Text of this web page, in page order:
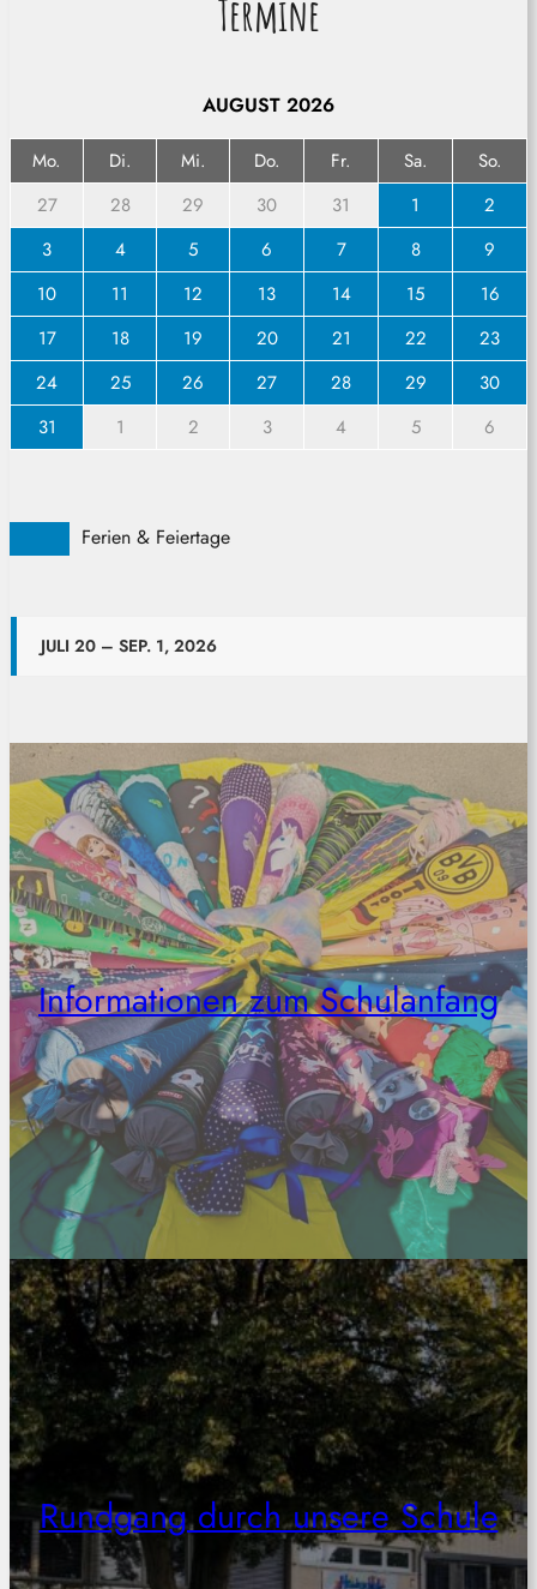
Termine
AUGUST 2026
Mo. Di. Mi. Do. Fr. Sa.
So.
27
28 29 30 31 1
2
3
4 5 6 7 8
9
10
11 12 13 14 15
16
17
18 19 20 21 22
23
24
25 26 27 28 29
30
31
1 2 3 4 5 6
Ferien & Feiertage
JULI 20 – SEP. 1, 2026
Informationen zum Schulanfang
Rundgang durch unsere Schule